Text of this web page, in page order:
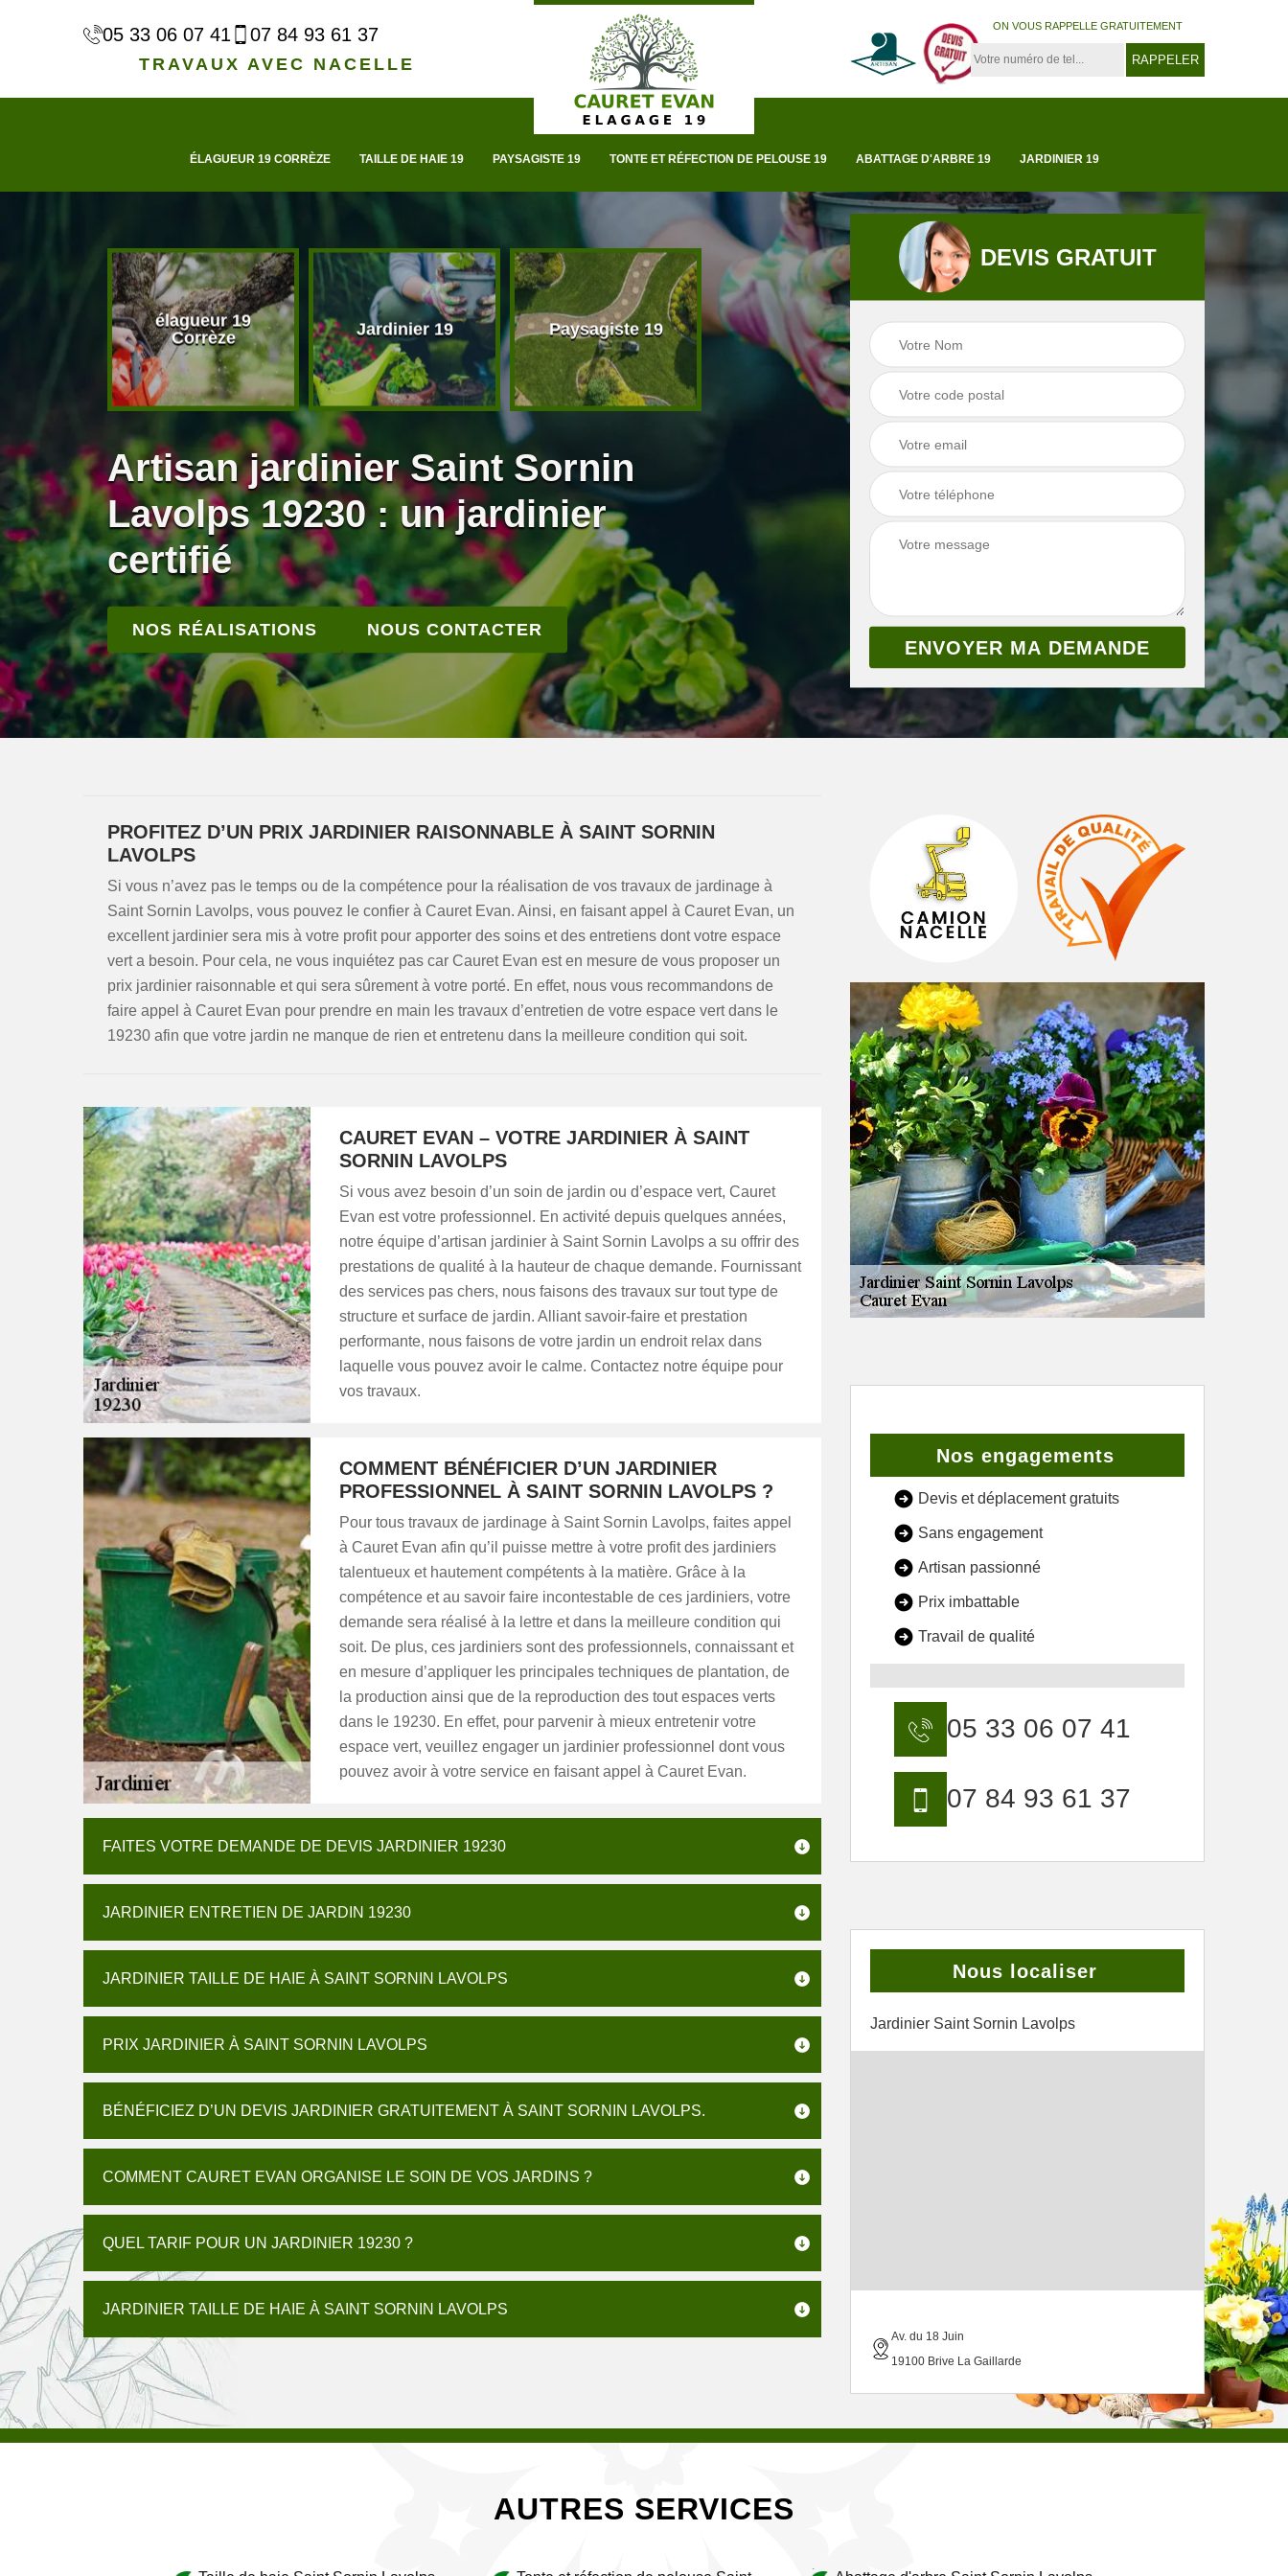
05 33 06 07 41 07 84 93 61 37
TRAVAUX AVEC NACELLE
ON VOUS RAPPELLE GRATUITEMENT
ÉLAGUEUR 19 CORRÈZE TAILLE DE HAIE 19 PAYSAGISTE 19 TONTE ET RÉFECTION DE PELOUSE 19 ABATTAGE D'ARBRE 19 JARDINIER 19
élagueur 19
Corrèze
Jardinier 19 Paysagiste 19 Taille de haie 19
Tonte et réfection
Abattage d'arbre
Artisan jardinier Saint Sornin
Lavolps 19230 : un jardinier
certifié
NOS RÉALISATIONS NOUS CONTACTER
DEVIS GRATUIT
PROFITEZ D’UN PRIX JARDINIER RAISONNABLE À SAINT SORNIN
LAVOLPS
Si vous n’avez pas le temps ou de la compétence pour la réalisation de vos travaux de jardinage à
Saint Sornin Lavolps, vous pouvez le confier à Cauret Evan. Ainsi, en faisant appel à Cauret Evan, un
excellent jardinier sera mis à votre profit pour apporter des soins et des entretiens dont votre espace
vert a besoin. Pour cela, ne vous inquiétez pas car Cauret Evan est en mesure de vous proposer un
prix jardinier raisonnable et qui sera sûrement à votre porté. En effet, nous vous recommandons de
faire appel à Cauret Evan pour prendre en main les travaux d’entretien de votre espace vert dans le
19230 afin que votre jardin ne manque de rien et entretenu dans la meilleure condition qui soit.
CAURET EVAN – VOTRE JARDINIER À SAINT
SORNIN LAVOLPS
Si vous avez besoin d’un soin de jardin ou d’espace vert, Cauret
Evan est votre professionnel. En activité depuis quelques années,
notre équipe d’artisan jardinier à Saint Sornin Lavolps a su offrir des
prestations de qualité à la hauteur de chaque demande. Fournissant
des services pas chers, nous faisons des travaux sur tout type de
structure et surface de jardin. Alliant savoir-faire et prestation
performante, nous faisons de votre jardin un endroit relax dans
laquelle vous pouvez avoir le calme. Contactez notre équipe pour
vos travaux.
COMMENT BÉNÉFICIER D’UN JARDINIER
PROFESSIONNEL À SAINT SORNIN LAVOLPS ?
Pour tous travaux de jardinage à Saint Sornin Lavolps, faites appel
à Cauret Evan afin qu’il puisse mettre à votre profit des jardiniers
talentueux et hautement compétents à la matière. Grâce à la
compétence et au savoir faire incontestable de ces jardiniers, votre
demande sera réalisé à la lettre et dans la meilleure condition qui
soit. De plus, ces jardiniers sont des professionnels, connaissant et
en mesure d’appliquer les principales techniques de plantation, de
la production ainsi que de la reproduction des tout espaces verts
dans le 19230. En effet, pour parvenir à mieux entretenir votre
espace vert, veuillez engager un jardinier professionnel dont vous
pouvez avoir à votre service en faisant appel à Cauret Evan.
FAITES VOTRE DEMANDE DE DEVIS JARDINIER 19230
JARDINIER ENTRETIEN DE JARDIN 19230
JARDINIER TAILLE DE HAIE À SAINT SORNIN LAVOLPS
PRIX JARDINIER À SAINT SORNIN LAVOLPS
BÉNÉFICIEZ D’UN DEVIS JARDINIER GRATUITEMENT À SAINT SORNIN LAVOLPS.
COMMENT CAURET EVAN ORGANISE LE SOIN DE VOS JARDINS ?
QUEL TARIF POUR UN JARDINIER 19230 ?
JARDINIER TAILLE DE HAIE À SAINT SORNIN LAVOLPS
Nos engagements
Devis et déplacement gratuits
Sans engagement
Artisan passionné
Prix imbattable
Travail de qualité
05 33 06 07 41
07 84 93 61 37
Nous localiser
Jardinier Saint Sornin Lavolps
Av. du 18 Juin
19100 Brive La Gaillarde
AUTRES SERVICES